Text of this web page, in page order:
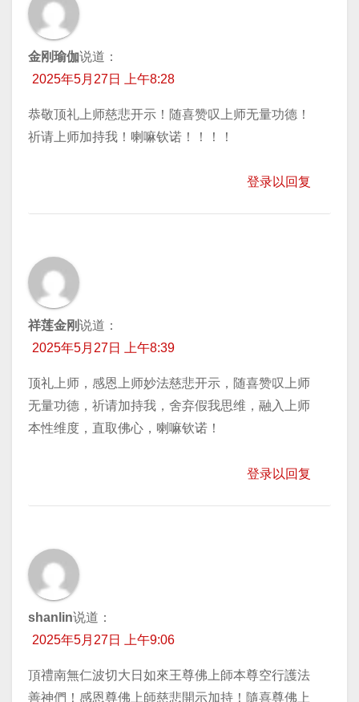
金刚瑜伽说道：
2025年5月27日 上午8:28
恭敬顶礼上师慈悲开示！随喜赞叹上师无量功德！
祈请上师加持我！喇嘛钦诺！！！！
登录以回复
祥莲金刚说道：
2025年5月27日 上午8:39
顶礼上师，感恩上师妙法慈悲开示，随喜赞叹上师
无量功德，祈请加持我，舍弃假我思维，融入上师
本性维度，直取佛心，喇嘛钦诺！
登录以回复
shanlin说道：
2025年5月27日 上午9:06
頂禮南無仁波切大日如來王尊佛上師本尊空行護法
善神們！感恩尊佛上師慈悲開示加持！隨喜尊佛上